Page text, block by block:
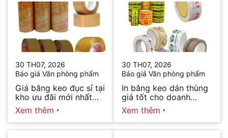
30 TH07, 2026
Báo giá Văn phòng phẩm
Giá băng keo đục sỉ tại
kho ưu đãi mới nhất
2026
Xem thêm
30 TH07, 2026
Báo giá Văn phòng phẩm
In băng keo dán thùng
giá tốt cho doanh
nghiệp bán hàng
Xem thêm